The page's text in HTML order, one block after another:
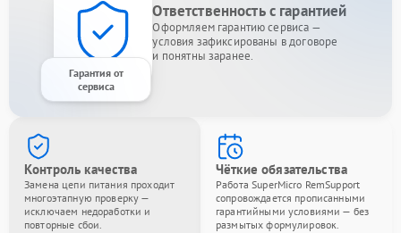
Гарантия от
сервиса
Ответственность с гарантией
Оформляем гарантию сервиса —
условия зафиксированы в договоре
и понятны заранее.
Контроль качества
Замена цепи питания проходит
многоэтапную проверку —
исключаем недоработки и
повторные сбои.
Чёткие обязательства
Работа SuperMicro RemSupport
сопровождается прописанными
гарантийными условиями — без
размытых формулировок.